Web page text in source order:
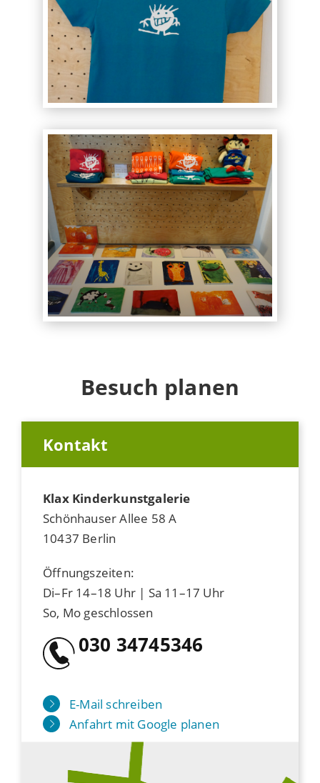
Besuch planen
Kontakt
Klax Kinderkunstgalerie
Schönhauser Allee 58 A
10437 Berlin
Öffnungszeiten:
Di–Fr 14–18 Uhr | Sa 11–17 Uhr
So, Mo geschlossen
030 34745346
E-Mail schreiben
Anfahrt mit Google planen